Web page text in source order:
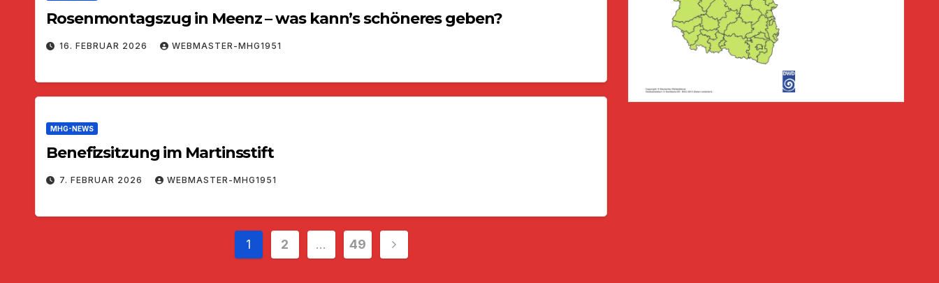
Rosenmontagszug in Meenz – was kann’s schöneres geben?
16. FEBRUAR 2026 WEBMASTER-MHG1951
MHG-NEWS
Benefizsitzung im Martinsstift
7. FEBRUAR 2026 WEBMASTER-MHG1951
Seitennummerierung
1 2 … 49